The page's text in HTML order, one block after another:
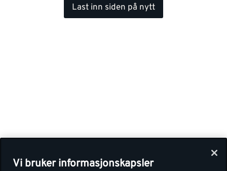
Last inn siden på nytt
Vi bruker informasjonskapsler